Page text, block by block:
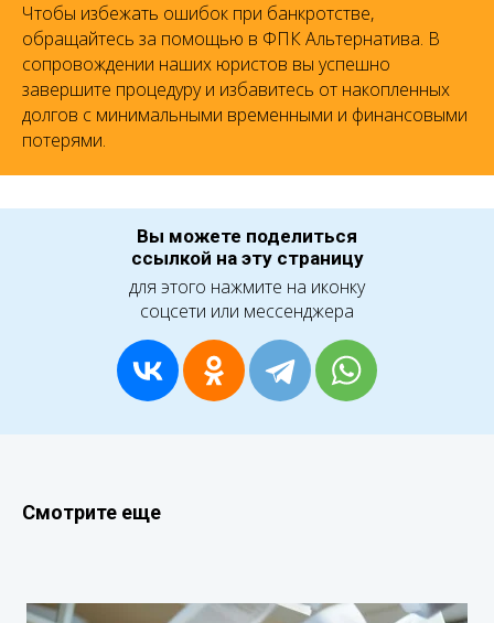
Чтобы избежать ошибок при банкротстве,
обращайтесь за помощью в ФПК Альтернатива. В
сопровождении наших юристов вы успешно
завершите процедуру и избавитесь от накопленных
долгов с минимальными временными и финансовыми
потерями.
Вы можете поделиться
ссылкой на эту страницу
для этого нажмите на иконку
соцсети или мессенджера
Смотрите еще